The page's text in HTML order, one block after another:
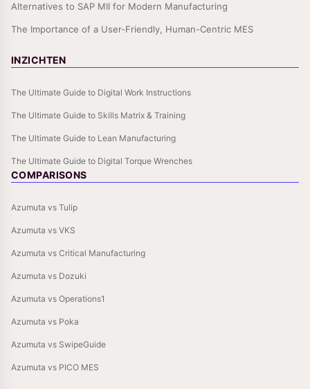
Alternatives to SAP MII for Modern Manufacturing
The Importance of a User-Friendly, Human-Centric MES
INZICHTEN
The Ultimate Guide to Digital Work Instructions
The Ultimate Guide to Skills Matrix & Training
The Ultimate Guide to Lean Manufacturing
The Ultimate Guide to Digital Torque Wrenches
COMPARISONS
Azumuta vs Tulip
Azumuta vs VKS
Azumuta vs Critical Manufacturing
Azumuta vs Dozuki
Azumuta vs Operations1
Azumuta vs Poka
Azumuta vs SwipeGuide
Azumuta vs PICO MES